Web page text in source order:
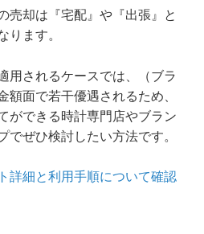
売却は『宅配』や『出張』と
ります。
用されるケースでは、（ブラ
額面で若干優遇されるため、
ができる時計専門店やブラン
でぜひ検討したい方法です。
詳細と利用手順について確認